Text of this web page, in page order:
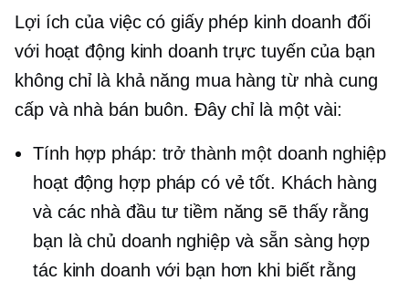
Lợi ích của việc có giấy phép kinh doanh đối
với hoạt động kinh doanh trực tuyến của bạn
không chỉ là khả năng mua hàng từ nhà cung
cấp và nhà bán buôn. Đây chỉ là một vài:
Tính hợp pháp: trở thành một doanh nghiệp
hoạt động hợp pháp có vẻ tốt. Khách hàng
và các nhà đầu tư tiềm năng sẽ thấy rằng
bạn là chủ doanh nghiệp và sẵn sàng hợp
tác kinh doanh với bạn hơn khi biết rằng